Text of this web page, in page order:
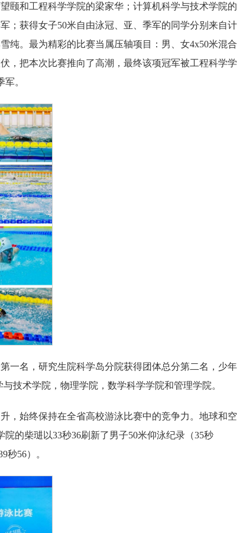
颐和工程科学学院的梁家华；计算机科学与技术学院的
；获得女子50米自由泳冠、亚、季军的同学分别来自计
纯。最为精彩的比赛当属压轴项目：男、女4x50米混合
，把本次比赛推向了高潮，最终该项冠军被工程科学学
。
一名，研究生院科学岛分院获得团体总分第二名，少年
技术学院，物理学院，数学科学学院和管理学院。
，始终保持在全省高校游泳比赛中的竞争力。地球和空
的柴琎以33秒36刷新了男子50米仰泳纪录（35秒
秒56）。